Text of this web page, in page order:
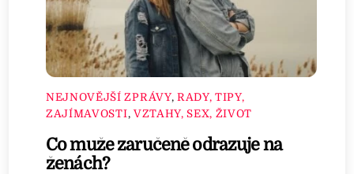
NEJNOVĚJŠÍ ZPRÁVY, RADY, TIPY,
ZAJÍMAVOSTI, VZTAHY, SEX, ŽIVOT
Co muže zaručeně odrazuje na
ženách?